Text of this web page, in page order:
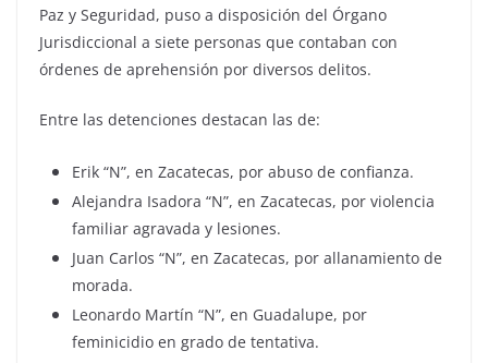
Paz y Seguridad, puso a disposición del Órgano
Jurisdiccional a siete personas que contaban con
órdenes de aprehensión por diversos delitos.
Entre las detenciones destacan las de:
Erik “N”, en Zacatecas, por abuso de confianza.
Alejandra Isadora “N”, en Zacatecas, por violencia
familiar agravada y lesiones.
Juan Carlos “N”, en Zacatecas, por allanamiento de
morada.
Leonardo Martín “N”, en Guadalupe, por
feminicidio en grado de tentativa.